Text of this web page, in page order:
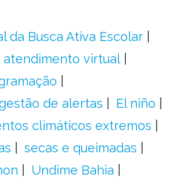
da Busca Ativa Escolar
atendimento virtual
de alertas
El niño
climáticos extremos
secas e queimadas
Undime Bahia